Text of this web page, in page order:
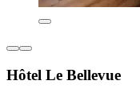
Hôtel Le Bellevue